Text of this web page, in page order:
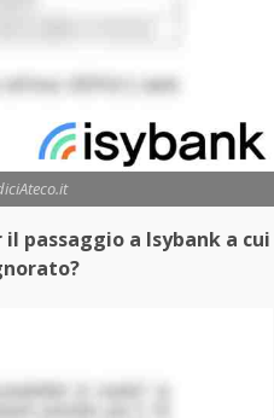
il passaggio a Isybank a cui